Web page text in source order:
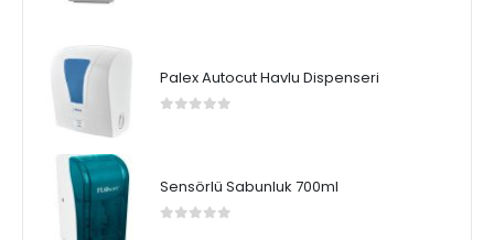
Palex Autocut Havlu Dispenseri
Sensörlü Sabunluk 700ml